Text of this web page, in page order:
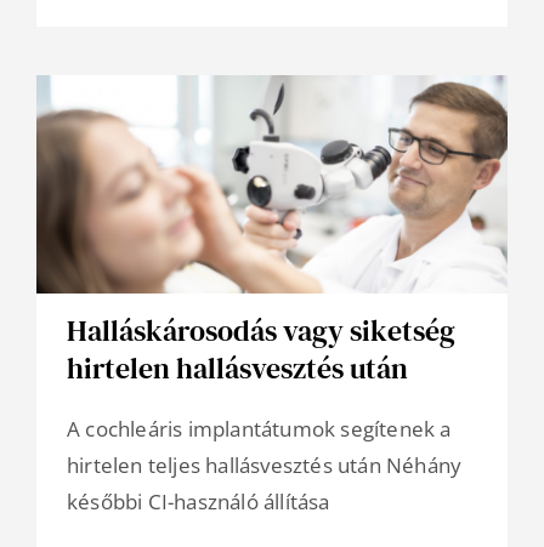
Halláskárosodás vagy siketség
hirtelen hallásvesztés után
A cochleáris implantátumok segítenek a
hirtelen teljes hallásvesztés után Néhány
későbbi CI-használó állítása